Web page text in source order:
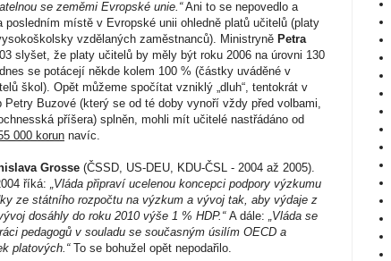
se zeměmi Evropské unie.“Ani to se nepovedlo a
posledním místě v Evropské unii ohledně platů učitelů (platy
vzdělaných zaměstnanců). Ministryně Petra
slyšet, že platy učitelů by měly být roku 2006 na úrovni 130
se potácejí někde kolem 100 % (částky uváděné v
škol). Opět můžeme spočítat vzniklý „dluh“, tentokrát v
Buzové (který se od té doby vynoří vždy před volbami,
příšera) splněn, mohli mít učitelé nastřádáno od
000 korun navíc.
Grosse (ČSSD, US-DEU, KDU-ČSL - 2004 až 2005).
říká:
„Vláda připraví ucelenou koncepci podpory výzkumu
ze státního rozpočtu na výzkum a vývoj tak, aby výdaje z
dosáhly do roku 2010 výše 1 % HDP.“ A dále: „Vláda se
pedagogů v souladu se současným úsilím OECD a
platových.“ To se bohužel opět nepodařilo.